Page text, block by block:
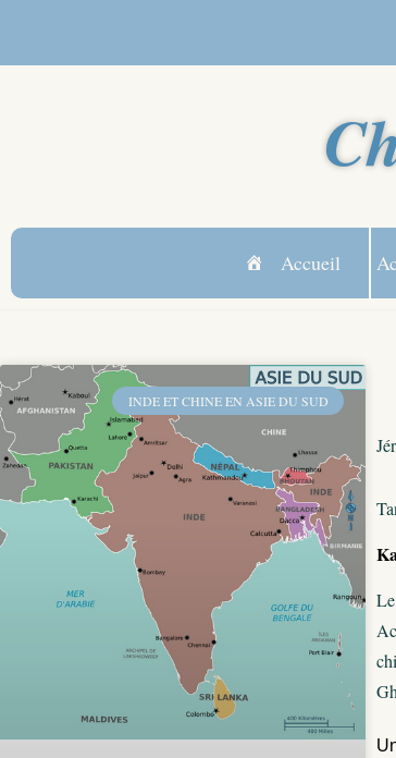
Accueil
INDE ET CHINE EN ASIE DU SUD